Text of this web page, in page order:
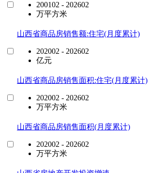
200102 - 202602
万平方米
山西省商品房销售额:住宅(月度累计)
202002 - 202602
亿元
山西省商品房销售面积:住宅(月度累计)
202002 - 202602
万平方米
山西省商品房销售面积(月度累计)
202002 - 202602
万平方米